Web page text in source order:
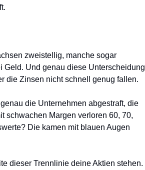
zweistellig, manche sogar
Und genau diese Unterscheidung
die Zinsen nicht schnell genug fallen.
die Unternehmen abgestraft, die
schwachen Margen verloren 60, 70,
Die kamen mit blauen Augen
dieser Trennlinie deine Aktien stehen.